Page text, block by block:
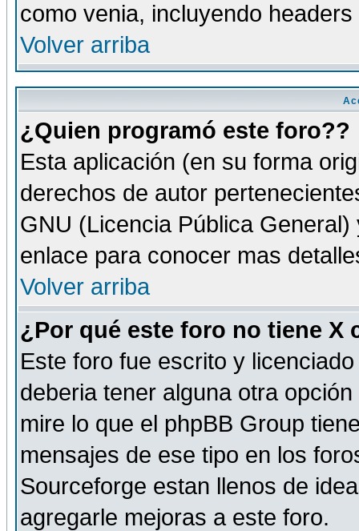
como venia, incluyendo
Volver arriba
¿Quien programó este foro??
Esta aplicación (en su forma
derechos de autor
GNU (Licencia Pública
enlace para conocer mas
Volver arriba
¿Por qué este foro no tiene X
Este foro fue escrito y
deberia tener alguna otra
mire lo que el phpBB Group
mensajes de ese tipo en los
Sourceforge estan llenos de
agregarle mejoras a este foro.